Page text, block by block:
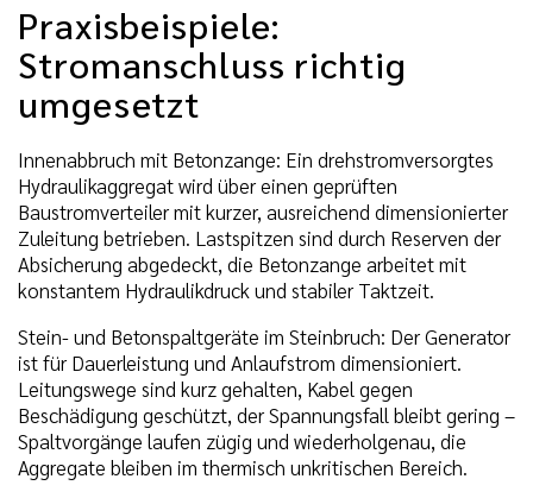
Praxisbeispiele:
Stromanschluss richtig
umgesetzt
Innenabbruch mit Betonzange: Ein drehstromversorgtes
Hydraulikaggregat wird über einen geprüften
Baustromverteiler mit kurzer, ausreichend dimensionierter
Zuleitung betrieben. Lastspitzen sind durch Reserven der
Absicherung abgedeckt, die Betonzange arbeitet mit
konstantem Hydraulikdruck und stabiler Taktzeit.
Stein- und Betonspaltgeräte im Steinbruch: Der Generator
ist für Dauerleistung und Anlaufstrom dimensioniert.
Leitungswege sind kurz gehalten, Kabel gegen
Beschädigung geschützt, der Spannungsfall bleibt gering –
Spaltvorgänge laufen zügig und wiederholgenau, die
Aggregate bleiben im thermisch unkritischen Bereich.